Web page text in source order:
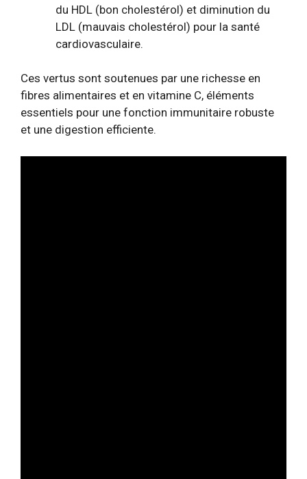
du HDL (bon cholestérol) et diminution du
LDL (mauvais cholestérol) pour la santé
cardiovasculaire.
Ces vertus sont soutenues par une richesse en
fibres alimentaires et en vitamine C, éléments
essentiels pour une fonction immunitaire robuste
et une digestion efficiente.